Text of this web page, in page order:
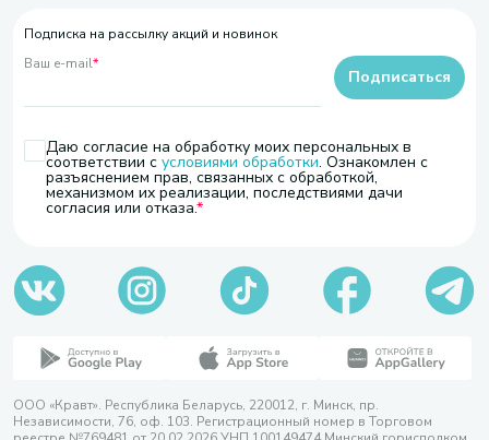
Подписка на рассылку акций и новинок
Ваш e-mail*
Даю согласие на обработку моих персональных в
соответствии с условиями обработки. Ознакомлен с
разъяснением прав, связанных с обработкой,
механизмом их реализации, последствиями дачи
согласия или отказа.
Подписаться
ООО «Кравт». Республика Беларусь, 220012, г. Минск, пр.
Независимости, 76, оф. 103. Регистрационный номер в Торговом